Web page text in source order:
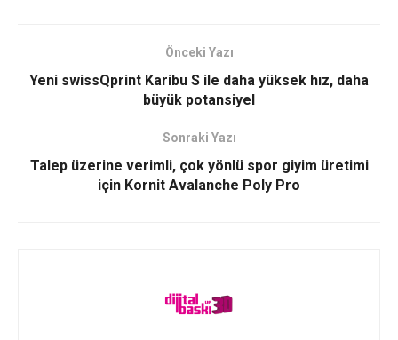
Önceki Yazı
Yeni swissQprint Karibu S ile daha yüksek hız, daha
büyük potansiyel
Sonraki Yazı
Talep üzerine verimli, çok yönlü spor giyim üretimi
için Kornit Avalanche Poly Pro